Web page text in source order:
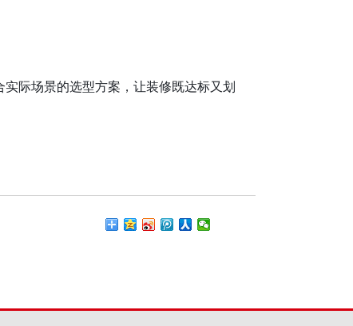
际场景的选型方案，让装修既达标又划